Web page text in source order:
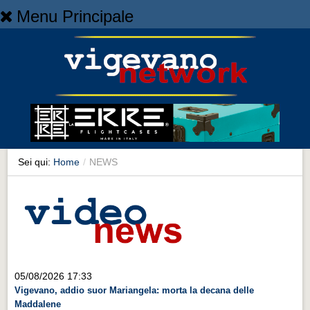
Menu Principale
NEWS
Cronaca
Cronaca
Artes et Artificia
Territorio
Territorio
Sei qui: Home / NEWS
05/08/2026 17:33
Vigevano, addio suor Mariangela: morta la decana delle
Maddalene